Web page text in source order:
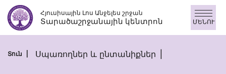
Անցնել
բովանդակությանըՀյուսիսային Լոս Անջելես շրջան
Տարածաշրջանային կենտրոն ՄԵՆՈՒ
Տուն Սպառողներ և ընտանիքներ